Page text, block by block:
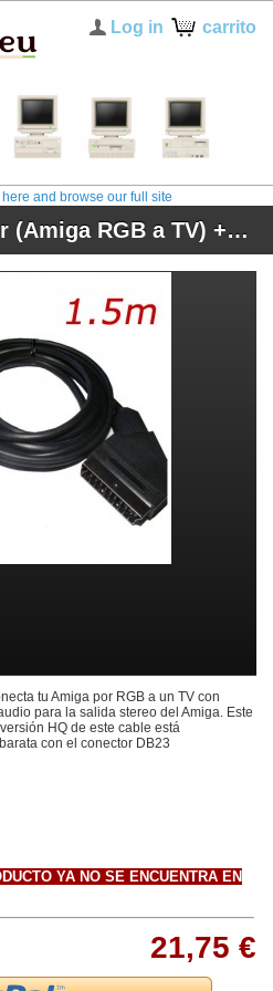
carrito
Log in
and browse our full site
Cable Euroconector (Amiga RGB a TV) + sonido (con conector original)
tu Amiga por RGB a un TV con
para la salida stereo del Amiga. Este
HQ de este cable está
con el conector DB23
YA NO SE ENCUENTRA EN
21,75 €